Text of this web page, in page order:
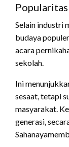
Popularitas
Selain industri
budaya
acara
sekolah.
Ini
sesaat, tetapi
masyarakat.
generasi,